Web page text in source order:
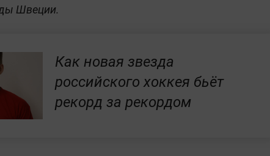
Швеции.
Как новая звезда
российского хоккея бьёт
рекорд за рекордом